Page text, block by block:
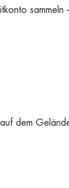
sammeln
dem